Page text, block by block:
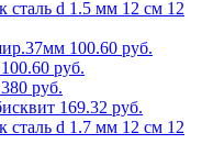
100.60 руб.
100.60 руб.
380 руб.
169.32 руб.